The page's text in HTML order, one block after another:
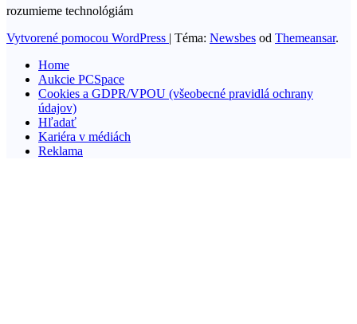
rozumieme technológiám
Vytvorené pomocou WordPress | Téma: Newsbes od Themeansar.
Home
Aukcie PCSpace
Cookies a GDPR/VPOU (všeobecné pravidlá ochrany
údajov)
Hľadať
Kariéra v médiách
Reklama